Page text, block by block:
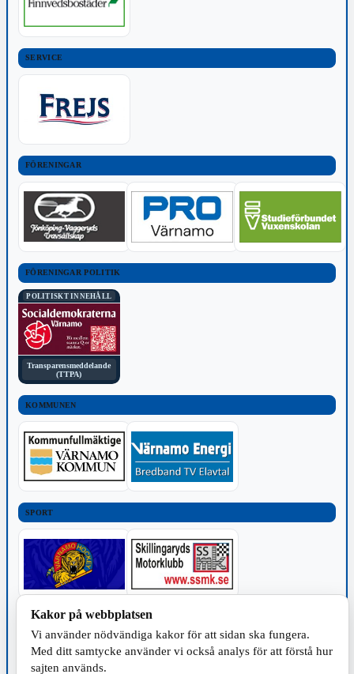
SERVICE
FÖRENINGAR
FÖRENINGAR POLITIK
POLITISKT INNEHÅLL
Transparensmeddelande
(TTPA)
KOMMUNEN
SPORT
TILLVERKNING
Kakor på webbplatsen
Vi använder nödvändiga kakor för att sidan ska fungera.
Med ditt samtycke använder vi också analys för att förstå hur
sajten används.